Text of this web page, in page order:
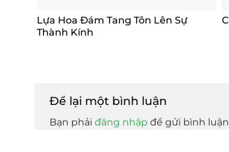
Lựa Hoa Đám Tang Tôn Lên Sự
Thành Kính
Để lại một bình luận
Bạn phải đăng nhập để gửi bình